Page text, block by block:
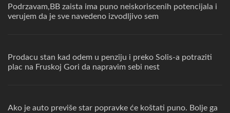
Podrzavam,BB zaista ima puno neiskoriscenih potencijala i
verujem da je sve navedeno izvodljivo sem
Prodacu stan kad odem u penziju i preko Solis-a potraziti
plac na Fruskoj Gori da napravim sebi nest
Ako je auto previše star popravke će koštati puno. Bolje ga